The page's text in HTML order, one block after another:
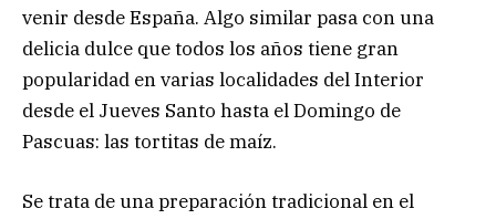
venir desde España. Algo similar pasa con una
delicia dulce que todos los años tiene gran
popularidad en varias localidades del Interior
desde el Jueves Santo hasta el Domingo de
Pascuas: las tortitas de maíz.
Se trata de una preparación tradicional en el